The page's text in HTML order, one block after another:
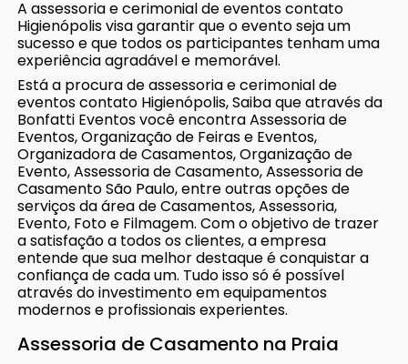
A assessoria e cerimonial de eventos contato
Higienópolis visa garantir que o evento seja um
sucesso e que todos os participantes tenham uma
experiência agradável e memorável.
Está a procura de assessoria e cerimonial de
eventos contato Higienópolis, Saiba que através da
Bonfatti Eventos você encontra Assessoria de
Eventos, Organização de Feiras e Eventos,
Organizadora de Casamentos, Organização de
Evento, Assessoria de Casamento, Assessoria de
Casamento São Paulo, entre outras opções de
serviços da área de Casamentos, Assessoria,
Evento, Foto e Filmagem. Com o objetivo de trazer
a satisfação a todos os clientes, a empresa
entende que sua melhor destaque é conquistar a
confiança de cada um. Tudo isso só é possível
através do investimento em equipamentos
modernos e profissionais experientes.
Assessoria de Casamento na Praia